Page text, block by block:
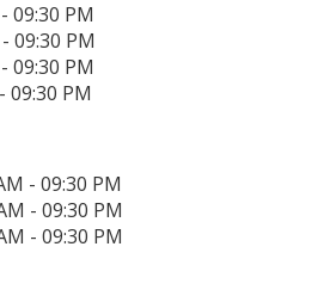
09:30 PM
PM
09:30 PM
PM
- 09:30 PM
- 09:30 PM
09:30 PM